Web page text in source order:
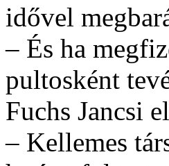
idővel
– És ha
pultosként
Fuchs Jancsi
– Kellemes